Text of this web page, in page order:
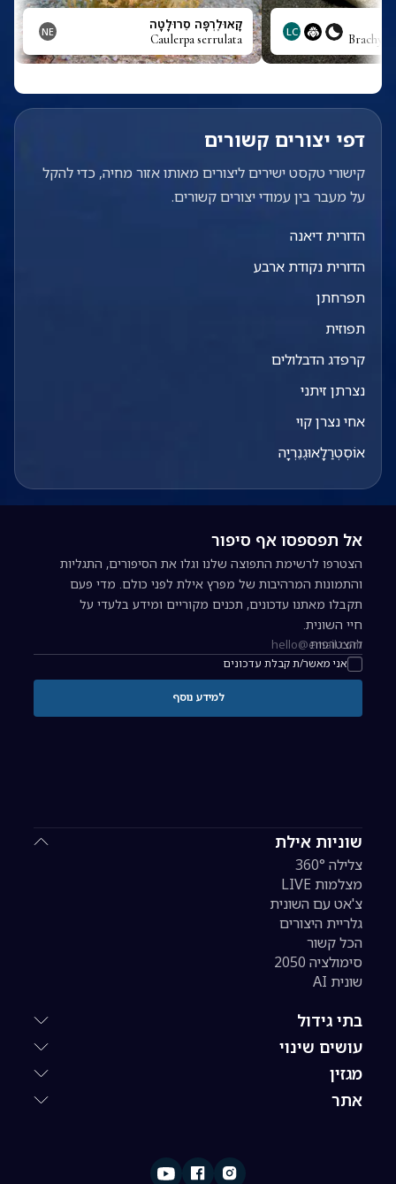
LC קָאוּלֶרְפָּה סֵרוּלָטָה
Caulerpa serrulata
NE
דפי יצורים קשורים
קישורי טקסט ישירים ליצורים מאותו אזור מחיה, כדי להקל
על מעבר בין עמודי יצורים קשורים.
הדורית דיאנה
הדורית נקודת ארבע
תפרחתן
תפוזית
קרפדג הדבלולים
נצרתן זיתני
אחי נצרן קוי
אוֹסְטְרַלָאוּגֶנֵרְיָה
שוניות אילת
צלילה 360°
מצלמות LIVE
צ'אט עם השונית
גלריית היצורים
הכל קשור
סימולציה 2050
שונית AI
בתי גידול
עושים שינוי
מגזין
אתר
אל תפספסו אף סיפור
הצטרפו לרשימת התפוצה שלנו וגלו את הסיפורים, התגליות
והתמונות המרהיבות של מפרץ אילת לפני כולם. מדי פעם
תקבלו מאתנו עדכונים, תכנים מקוריים ומידע בלעדי על
חיי השונית.
כתובת אימייל להרשמה לניוזלטר
אני מאשר/ת קבלת עדכונים
להצטרפות
למידע נוסף